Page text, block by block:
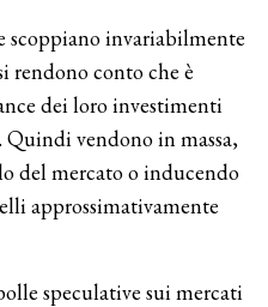
scoppiano invariabilmente
rendono conto che è
dei loro investimenti
vendono in massa,
del mercato o inducendo
approssimativamente
speculative sui mercati